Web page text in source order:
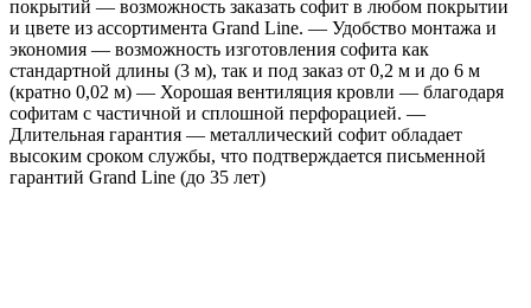
покрытий — возможность заказать софит в любом покрытии
и цвете из ассортимента Grand Line. — Удобство монтажа и
экономия — возможность изготовления софита как
стандартной длины (3 м), так и под заказ от 0,2 м и до 6 м
(кратно 0,02 м) — Хорошая вентиляция кровли — благодаря
софитам с частичной и сплошной перфорацией. —
Длительная гарантия — металлический софит обладает
высоким сроком службы, что подтверждается письменной
гарантий Grand Line (до 35 лет)